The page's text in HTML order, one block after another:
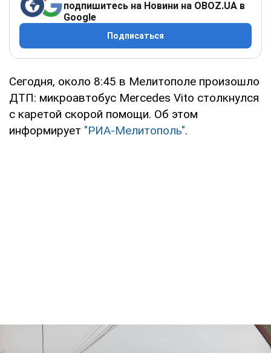
подпишитесь на Новини на OBOZ.UA в
Google
Подписаться
Сегодня, около 8:45 в Мелитополе произошло
ДТП: микроавтобус Mercedes Vito столкнулся
с каретой скорой помощи. Об этом
информирует "РИА-Мелитополь".